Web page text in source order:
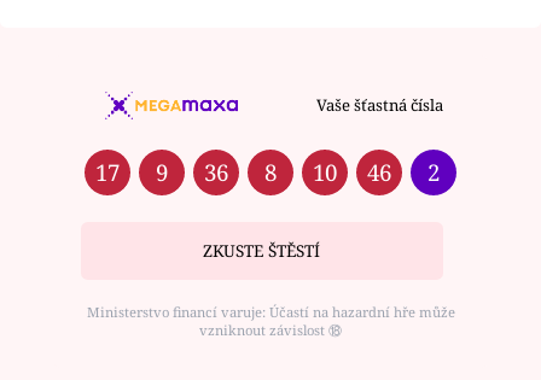
Vaše šťastná čísla
17 9 36 8 10 46 2
ZKUSTE ŠTĚSTÍ
Ministerstvo financí varuje: Účastí na hazardní hře může
vzniknout závislost ⑱